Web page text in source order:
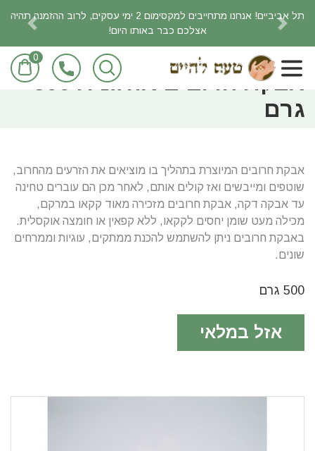
תל אביביים! אנחנו מתחייבים למקסימום 2 ימי עסקים, לרוב ההזמנה תהיה
אצלכם כבר באותו היום!
Next
0 ראשי חומרי בישול ואפיה
אבקת חרובים אורגנית 500
גרם
אבקת חרובים המיוצרת בתהליך בו מוציאים את הזרעים מהחרוב,
שוטפים ומייבשים ואז קולים אותם, לאחר מכן הם עוברים טחינה
עד אבקה דקה, אבקת חרובים מזכירה מאוד קקאו במרקם,
מכילה מעט שומן יחסים לקקאו, ללא קפאין או חומצה אוקסלית.
באבקת חרובים ניתן להשתמש להכנת ממתקים, עוגיות וממרחים
שונים.
500 גרם
אזל במלאי